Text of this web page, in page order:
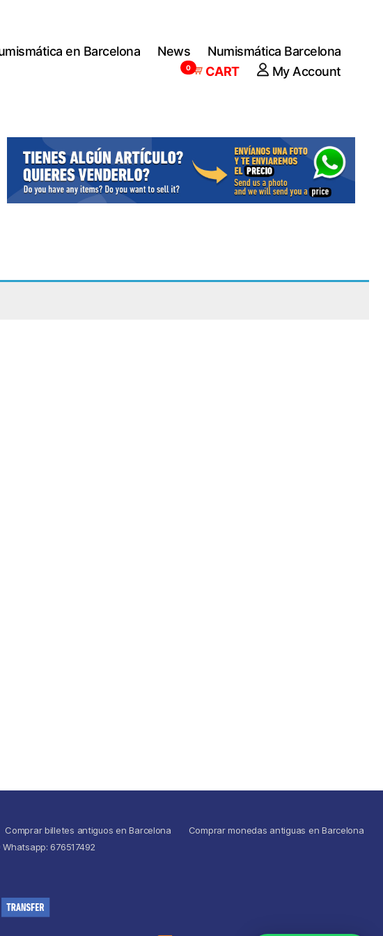
en Barcelona News
Numismática Barcelona
CART
0 My Account
Comprar billetes antiguos en Barcelona
Comprar monedas antiguas en Barcelona
676517492